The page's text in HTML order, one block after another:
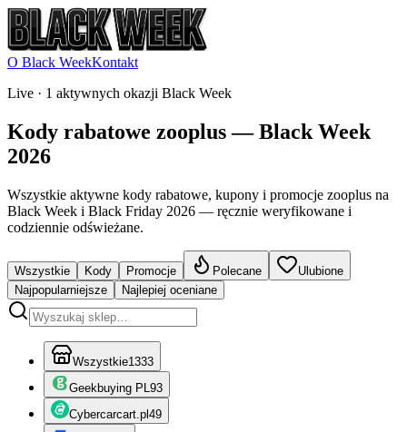
O Black WeekKontakt
Live · 1 aktywnych okazji Black Week
Kody rabatowe zooplus — Black Week
2026
Wszystkie aktywne kody rabatowe, kupony i promocje zooplus na
Black Week i Black Friday 2026 — ręcznie weryfikowane i
codziennie odświeżane.
Wszystkie Kody Promocje Polecane
Ulubione
Najpopularniejsze
Najlepiej oceniane
Wszystkie1333
Geekbuying PL 93
Cybercarcart.pl 49